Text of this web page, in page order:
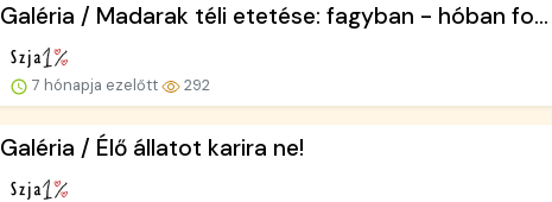
Galéria / Madarak téli etetése: fagyban - hóban fo...
7 hónapja ezelőtt 292
Galéria / Élő állatot karira ne!